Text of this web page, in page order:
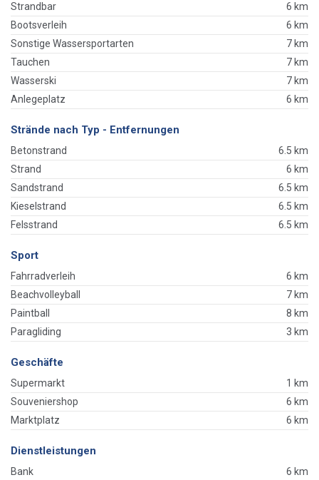
Strandbar
6 km
Bootsverleih
6 km
Sonstige Wassersportarten
7 km
Tauchen
7 km
Wasserski
7 km
Anlegeplatz
6 km
Strände nach Typ - Entfernungen
Betonstrand
6.5 km
Strand
6 km
Sandstrand
6.5 km
Kieselstrand
6.5 km
Felsstrand
6.5 km
Sport
Fahrradverleih
6 km
Beachvolleyball
7 km
Paintball
8 km
Paragliding
3 km
Geschäfte
Supermarkt
1 km
Souveniershop
6 km
Marktplatz
6 km
Dienstleistungen
Bank 6 km